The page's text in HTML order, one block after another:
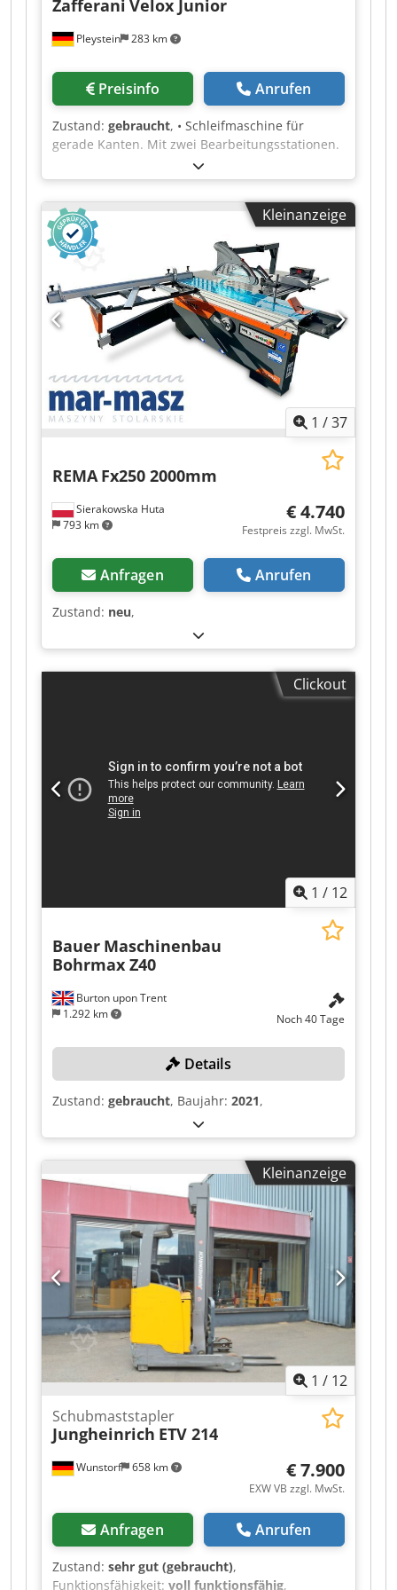
Pleystein 283 km
Zafferani Velox Junior
Preisinfo Anrufen
Zustand: gebraucht, • Schleifmaschine für
gerade Kanten. Mit zwei Bearbeitungsstationen.
Je nach gewählter Diamantscheibe, wird das
gewünschte Profil erstellt und poliert. Sämtliche
Einstellungen erfolgen einfach und bequem von
der Vorderseite (Ringscheibe, Abtrag,
Anstellwinkel). • Serien Nummer: 84082 Csdpjzr
Iyaofx Altoha • Breite – 0,90 m • Einlauf – 1,40 m,
Auslauf – 1,40 m • Maschine – 1,33 m • Höhe –
2,05 m • Gesamt – 4,13 m • Gewicht 1050 kg •
Preis Auf Anfrage
Kleinanzeige
1 /37
Sierakowska Huta
793 km
REMA Fx250 2000mm
€ 4.740
Festpreis zzgl. MwSt.
Anfragen Anrufen
Zustand: neu,
Clickout
1 / 12
Burton upon Trent
1.292 km
Bauer Maschinenbau
Bohrmax Z40
Noch 40 Tage
Details
Zustand: gebraucht, Baujahr: 2021,
Kleinanzeige
1 / 12
Wunstorf 658 km
Schubmaststapler
Jungheinrich ETV 214
€ 7.900
EXW VB zzgl. MwSt.
Anfragen Anrufen
Zustand: sehr gut (gebraucht),
Funktionsfähigkeit: voll funktionsfähig,